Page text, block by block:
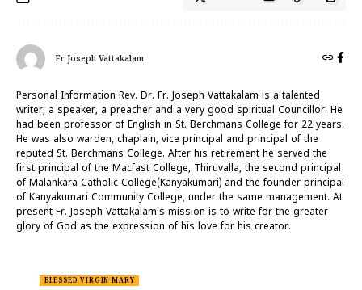
Fr Joseph Vattakalam
Personal Information Rev. Dr. Fr. Joseph Vattakalam is a talented
writer, a speaker, a preacher and a very good spiritual Councillor. He
had been professor of English in St. Berchmans College for 22 years.
He was also warden, chaplain, vice principal and principal of the
reputed St. Berchmans College. After his retirement he served the
first principal of the Macfast College, Thiruvalla, the second principal
of Malankara Catholic College(Kanyakumari) and the founder principal
of Kanyakumari Community College, under the same management. At
present Fr. Joseph Vattakalam's mission is to write for the greater
glory of God as the expression of his love for his creator.
BLESSED VIRGIN MARY